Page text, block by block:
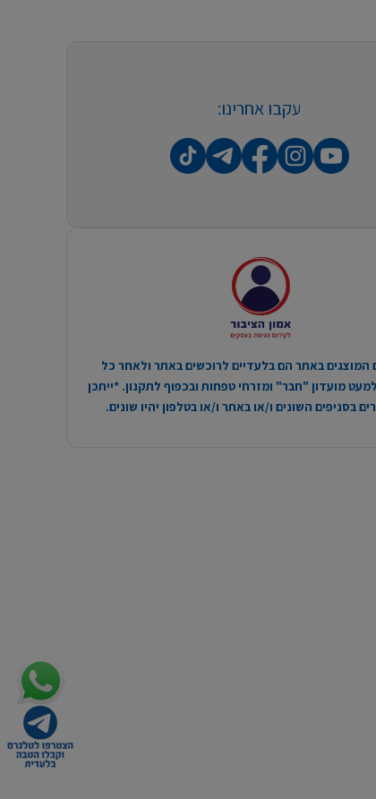
עקבו אחרינו:
המוצגים באתר הם בלעדיים לרוכשים באתר ולאחר כל
מועדון "חבר" ומזרחי טפחות ובכפוף לתקנון. *ייתכן
בסניפים השונים ו/או באתר ו/או בטלפון יהיו שונים.